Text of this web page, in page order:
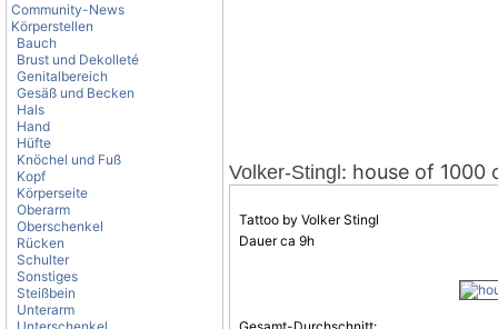
Community-News
Körperstellen
Bauch
Brust und Dekolleté
Genitalbereich
Gesäß und Becken
Hals
Hand
Hüfte
Knöchel und Fuß
Kopf
Körperseite
Oberarm
Oberschenkel
Rücken
Schulter
Sonstiges
Steißbein
Unterarm
Volker-Stingl : house of 1000
Tattoo by Volker Stingl
Dauer ca 9h